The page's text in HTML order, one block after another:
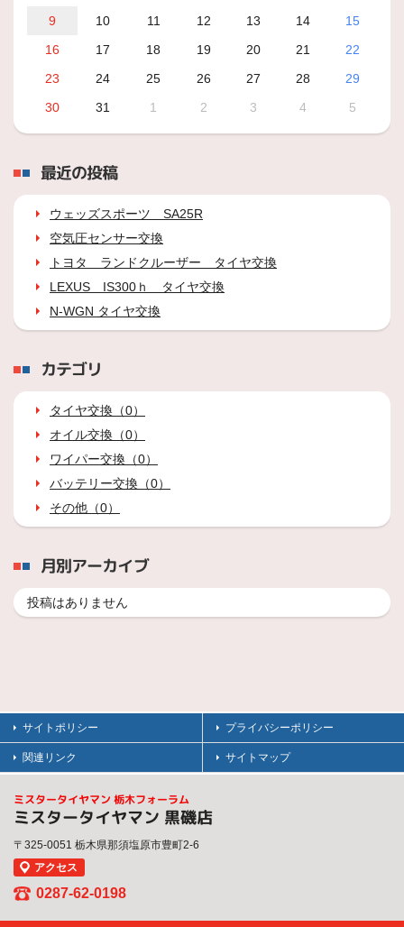
9
10 11 12 13 14
15
16
17 18 19 20 21
22
23
24 25 26 27 28
29
30
31 1 2 3 4 5
最近の投稿
ウェッズスポーツ SA25R
空気圧センサー交換
トヨタ ランドクルーザー タイヤ交換
LEXUS IS300ｈ タイヤ交換
N-WGN タイヤ交換
カテゴリ
タイヤ交換（0）
オイル交換（0）
ワイパー交換（0）
バッテリー交換（0）
その他（0）
月別アーカイブ
投稿はありません
サイトポリシー プライバシーポリシー
関連リンク サイトマップ
ミスタータイヤマン 栃木フォーラム
ミスタータイヤマン 黒磯店
〒325-0051 栃木県那須塩原市豊町2-6
アクセス
0287-62-0198